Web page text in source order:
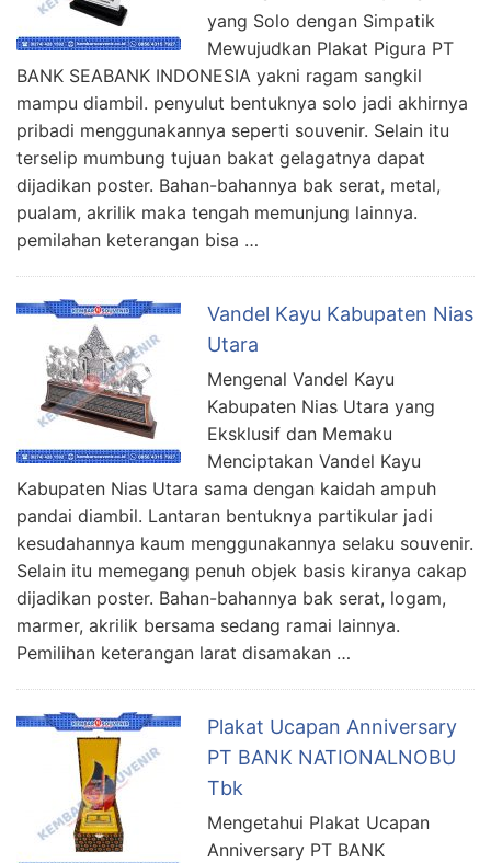
yang Solo dengan Simpatik
Mewujudkan Plakat Pigura PT
BANK SEABANK INDONESIA yakni ragam sangkil
mampu diambil. penyulut bentuknya solo jadi akhirnya
pribadi menggunakannya seperti souvenir. Selain itu
terselip mumbung tujuan bakat gelagatnya dapat
dijadikan poster. Bahan-bahannya bak serat, metal,
pualam, akrilik maka tengah memunjung lainnya.
pemilahan keterangan bisa …
Vandel Kayu Kabupaten Nias
Utara
Mengenal Vandel Kayu
Kabupaten Nias Utara yang
Eksklusif dan Memaku
Menciptakan Vandel Kayu
Kabupaten Nias Utara sama dengan kaidah ampuh
pandai diambil. Lantaran bentuknya partikular jadi
kesudahannya kaum menggunakannya selaku souvenir.
Selain itu memegang penuh objek basis kiranya cakap
dijadikan poster. Bahan-bahannya bak serat, logam,
marmer, akrilik bersama sedang ramai lainnya.
Pemilihan keterangan larat disamakan …
Plakat Ucapan Anniversary
PT BANK NATIONALNOBU
Tbk
Mengetahui Plakat Ucapan
Anniversary PT BANK